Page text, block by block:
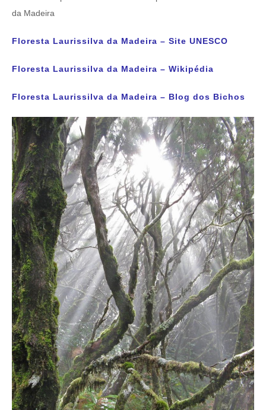
da Madeira
Floresta Laurissilva da Madeira – Site UNESCO
Floresta Laurissilva da Madeira – Wikipédia
Floresta Laurissilva da Madeira – Blog dos Bichos